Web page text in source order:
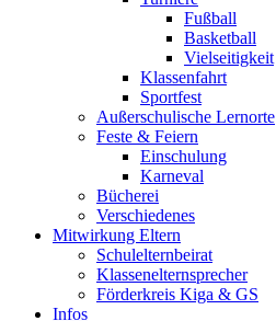
Fußball
Basketball
Vielseitigkeit
Klassenfahrt
Sportfest
Außerschulische Lernorte
Feste & Feiern
Einschulung
Karneval
Bücherei
Verschiedenes
Mitwirkung Eltern
Schulelternbeirat
Klassenelternsprecher
Förderkreis Kiga & GS
Infos